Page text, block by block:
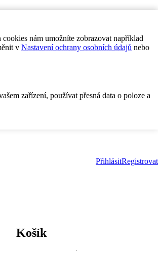
nám umožníte zobrazovat například
v Nastavení ochrany osobních údajů nebo
zařízení, používat přesná data o poloze a
PřihlásitRegistrovat
Košík